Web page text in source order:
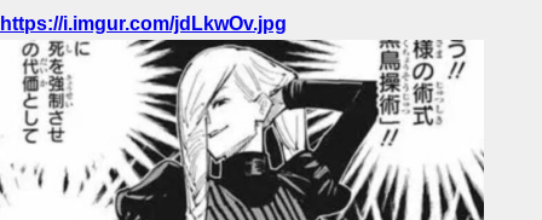
https://i.imgur.com/jdLkwOv.jpg